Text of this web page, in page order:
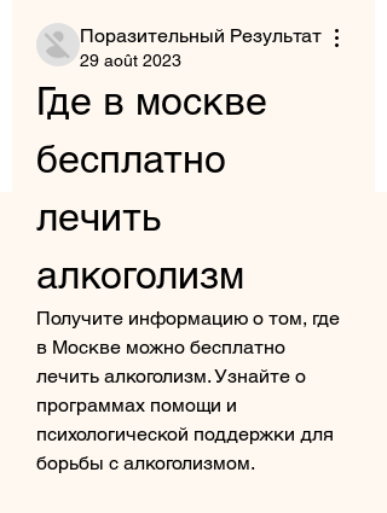
Поразительный Результат
29 août 2023
Где в москве
бесплатно
лечить
алкоголизм
Получите информацию о том, где
в Москве можно бесплатно
лечить алкоголизм. Узнайте о
программах помощи и
психологической поддержки для
борьбы с алкоголизмом.